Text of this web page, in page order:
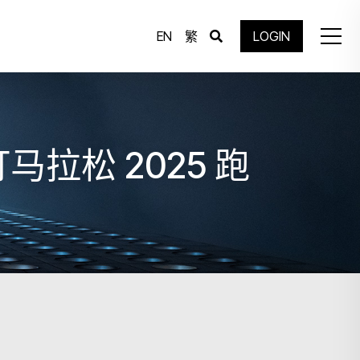
EN 繁 LOGIN
拉松 2025 跑